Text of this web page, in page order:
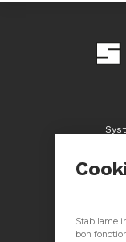
Stabilame
bon